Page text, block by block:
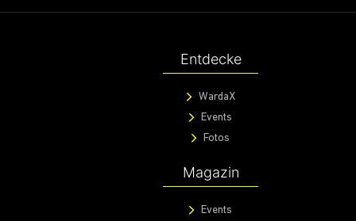
Entdecke
WardaX
Events
Fotos
Magazin
Events